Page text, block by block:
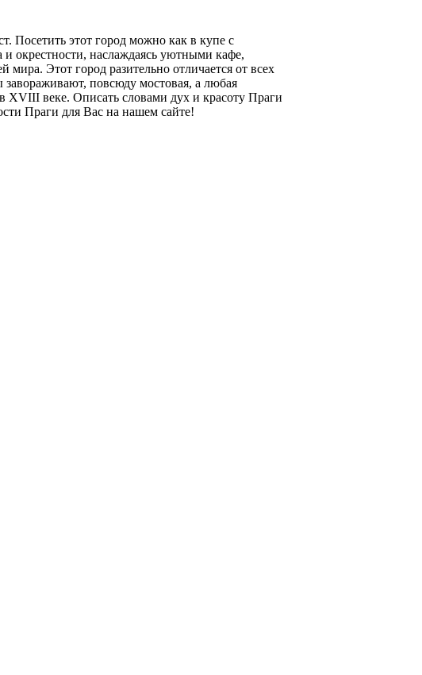
Посетить этот город можно как в купе с
и окрестности, наслаждаясь уютными кафе,
Этот город разительно отличается от всех
повсюду мостовая, а любая
XVIII веке. Описать словами дух и красоту Праги
Праги для Вас на нашем сайте!